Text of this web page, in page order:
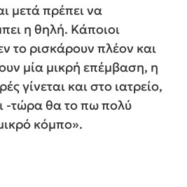
μετά πρέπει να
η θηλή. Κάποιοι
το ρισκάρουν πλέον και
μία μικρή επέμβαση, η
γίνεται και στο ιατρείο,
-τώρα θα το πω πολύ
κόμπο».